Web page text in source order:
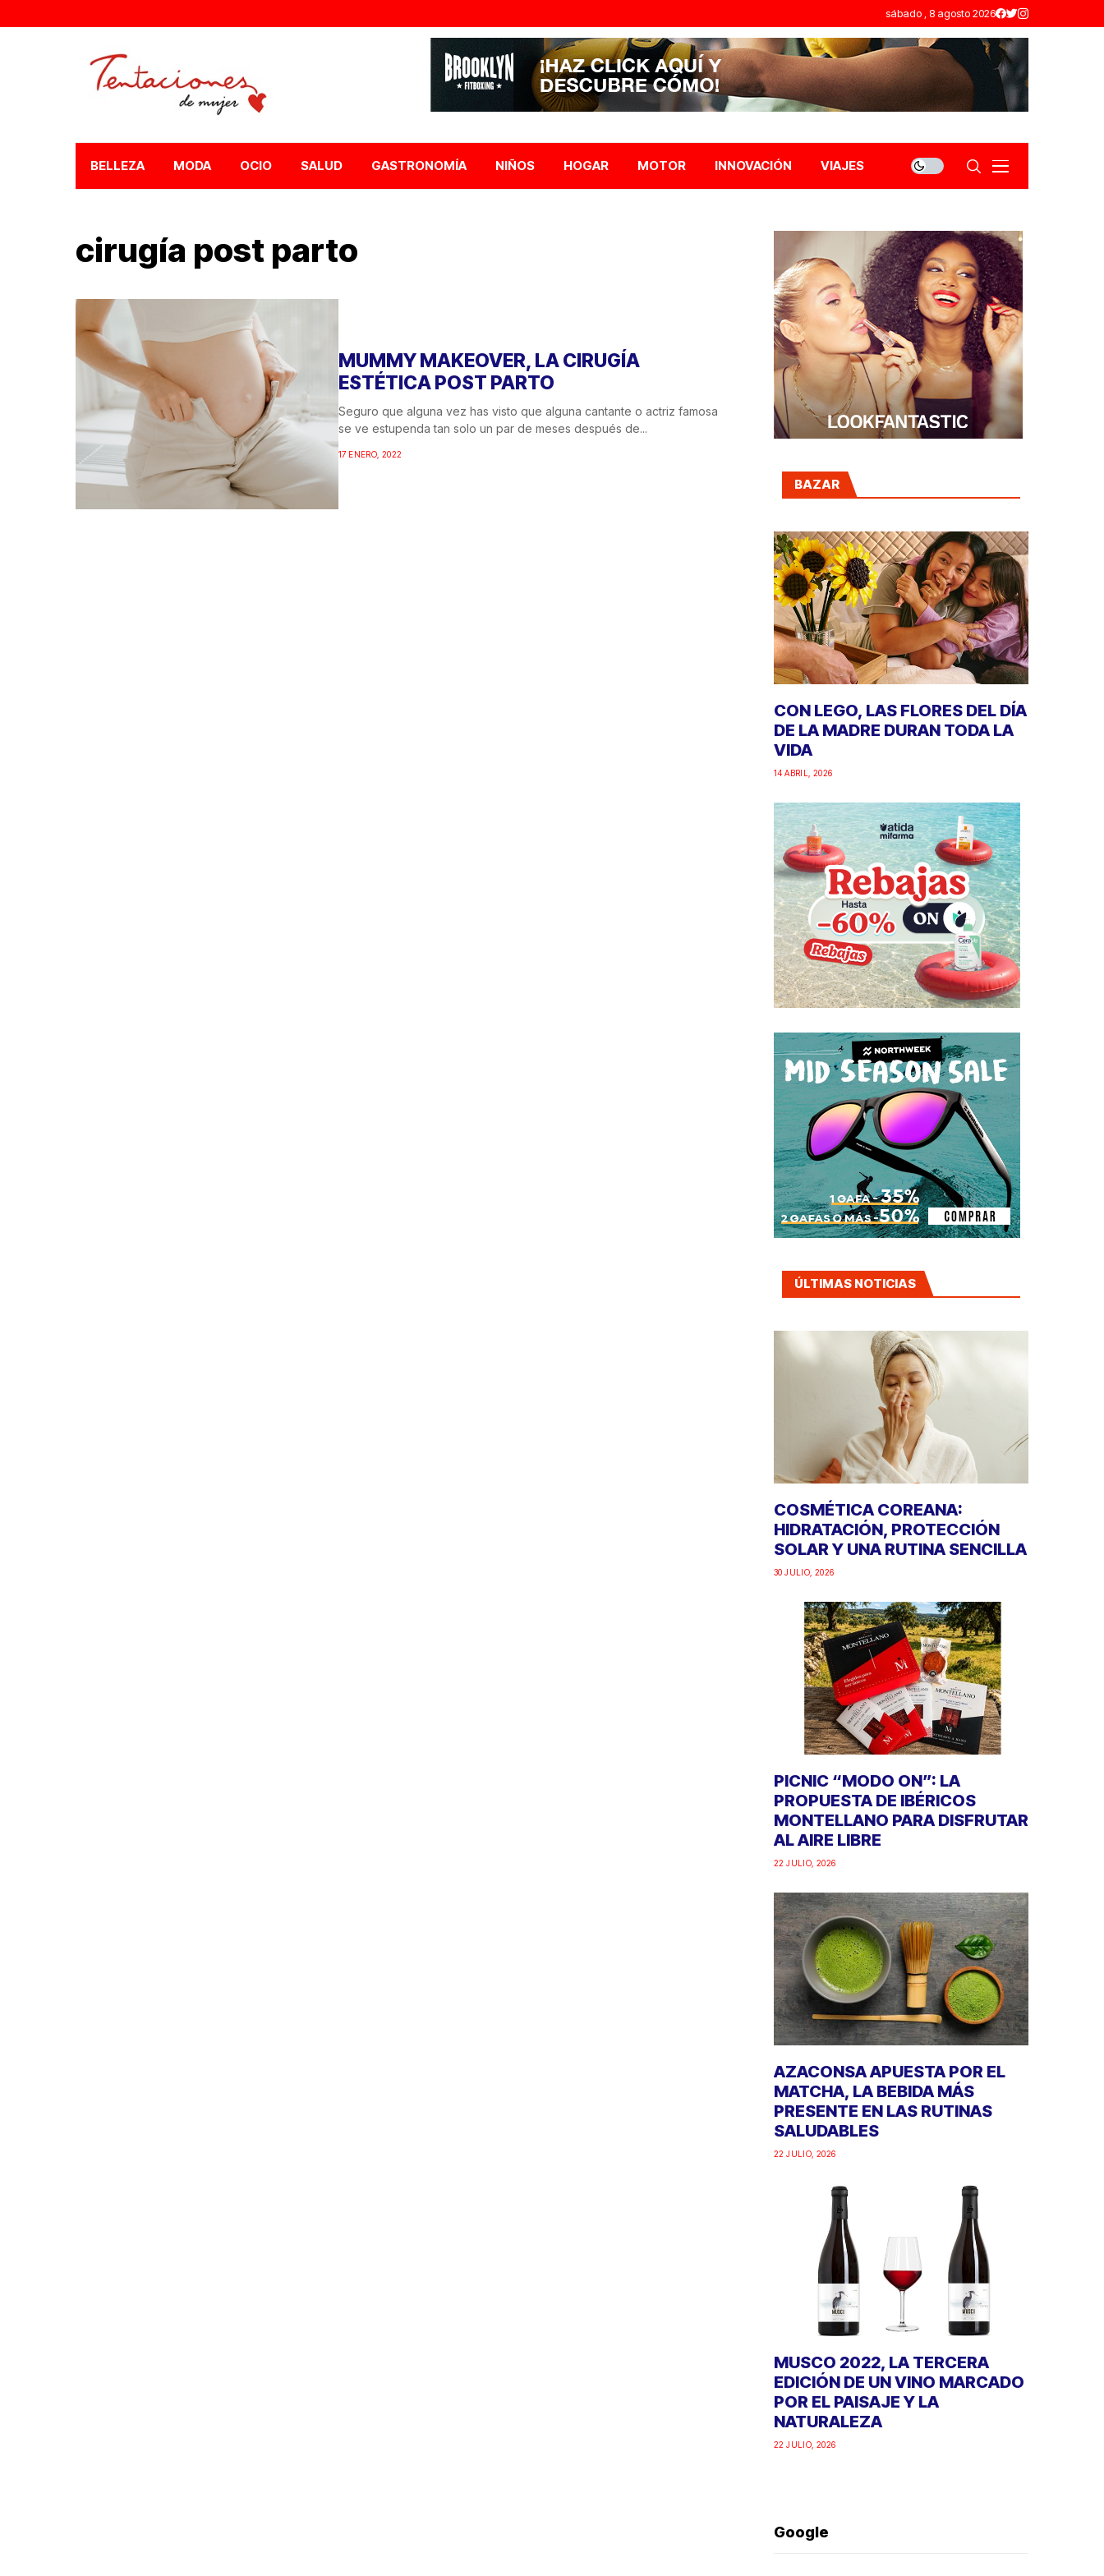
sábado , 8 agosto 2026
BELLEZA MODA OCIO SALUD GASTRONOMÍA NIÑOS HOGAR MOTOR INNOVACIÓN VIAJES
cirugía post parto
MUMMY MAKEOVER, LA CIRUGÍA
ESTÉTICA POST PARTO
Seguro que alguna vez has visto que alguna cantante o actriz famosa
se ve estupenda tan solo un par de meses después de...
17 ENERO, 2022
BAZAR
CON LEGO, LAS FLORES DEL DÍA
DE LA MADRE DURAN TODA LA
VIDA
14 ABRIL, 2026
ÚLTIMAS NOTICIAS
COSMÉTICA COREANA:
HIDRATACIÓN, PROTECCIÓN
SOLAR Y UNA RUTINA SENCILLA
30 JULIO, 2026
PICNIC “MODO ON”: LA
PROPUESTA DE IBÉRICOS
MONTELLANO PARA DISFRUTAR
AL AIRE LIBRE
22 JULIO, 2026
AZACONSA APUESTA POR EL
MATCHA, LA BEBIDA MÁS
PRESENTE EN LAS RUTINAS
SALUDABLES
22 JULIO, 2026
MUSCO 2022, LA TERCERA
EDICIÓN DE UN VINO MARCADO
POR EL PAISAJE Y LA
NATURALEZA
22 JULIO, 2026
Google